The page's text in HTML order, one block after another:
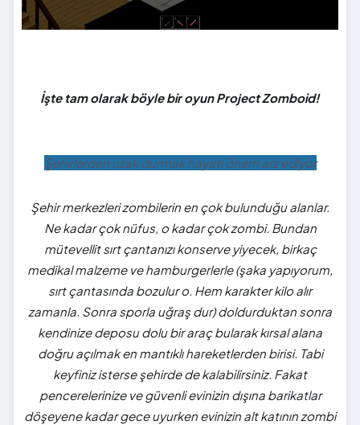
İşte tam olarak böyle bir oyun Project Zomboid!
Şehirlerden uzak durmak hayati önem arz ediyor
Şehir merkezleri zombilerin en çok bulunduğu alanlar.
Ne kadar çok nüfus, o kadar çok zombi. Bundan
mütevellit sırt çantanızı konserve yiyecek, birkaç
medikal malzeme ve hamburgerlerle (şaka yapıyorum,
sırt çantasında bozulur o. Hem karakter kilo alır
zamanla. Sonra sporla uğraş dur) doldurduktan sonra
kendinize deposu dolu bir araç bularak kırsal alana
doğru açılmak en mantıklı hareketlerden birisi. Tabi
keyfiniz isterse şehirde de kalabilirsiniz. Fakat
pencerelerinize ve güvenli evinizin dışına barikatlar
döşeyene kadar gece uyurken evinizin alt katının zombi